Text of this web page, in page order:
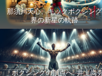
那須川天心、キックボクシング
界の新星の軌跡
「ボクシングの頂点へ: 井上尚